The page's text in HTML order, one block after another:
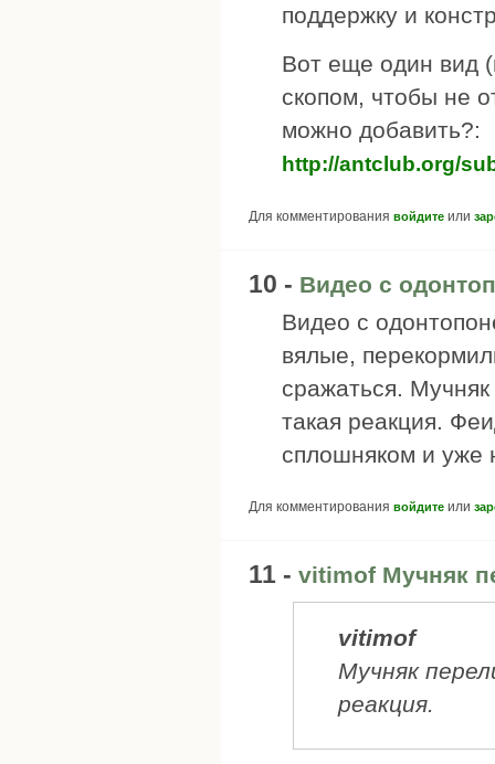
поддержку и
Вот еще один вид
скопом, чтобы не
можно добавить?:
http://antclub.org/
Для комментирования войдите или
10 - Видео с
Видео с
вялые,
сражаться.
такая реакция.
сплошняком и уже
Для комментирования войдите или
11 - vitimof Мучняк
vitimof
Мучняк
реакция.